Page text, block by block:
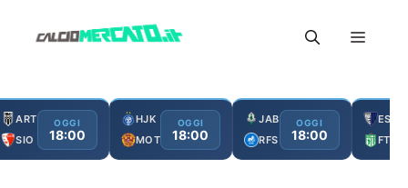
Menu
ART
SIO
OGGI
18:00
HJK
MOT
OGGI
18:00
JAB
RFS
OGGI
18:00
ESC
FTA